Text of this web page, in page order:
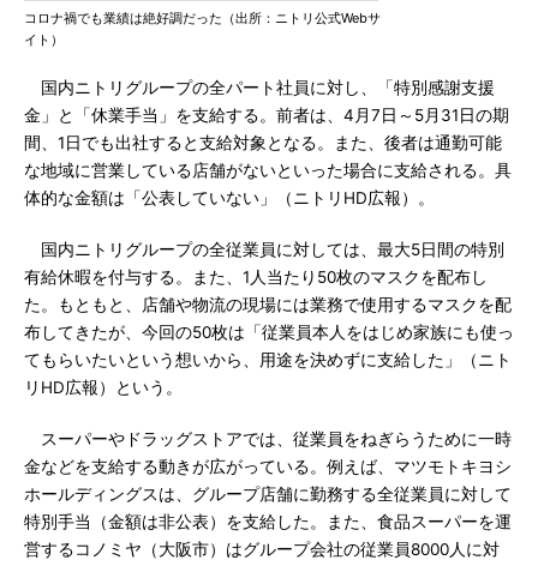
コロナ禍でも業績は絶好調だった（出所：ニトリ公式Webサ
イト）
国内ニトリグループの全パート社員に対し、「特別感謝支援
金」と「休業手当」を支給する。前者は、4月7日～5月31日の期
間、1日でも出社すると支給対象となる。また、後者は通勤可能
な地域に営業している店舗がないといった場合に支給される。具
体的な金額は「公表していない」（ニトリHD広報）。
国内ニトリグループの全従業員に対しては、最大5日間の特別
有給休暇を付与する。また、1人当たり50枚のマスクを配布し
た。もともと、店舗や物流の現場には業務で使用するマスクを配
布してきたが、今回の50枚は「従業員本人をはじめ家族にも使っ
てもらいたいという想いから、用途を決めずに支給した」（ニト
リHD広報）という。
スーパーやドラッグストアでは、従業員をねぎらうために一時
金などを支給する動きが広がっている。例えば、マツモトキヨシ
ホールディングスは、グループ店舗に勤務する全従業員に対して
特別手当（金額は非公表）を支給した。また、食品スーパーを運
営するコノミヤ（大阪市）はグループ会社の従業員8000人に対